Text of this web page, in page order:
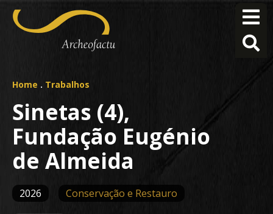
Home . Trabalhos
Sinetas (4),
Fundação Eugénio
de Almeida
2026 Conservação e Restauro